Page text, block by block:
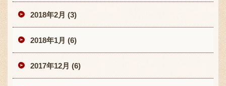
2018年2月 (3)
2018年1月 (6)
2017年12月 (6)